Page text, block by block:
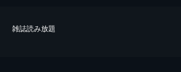
雑誌読み放題